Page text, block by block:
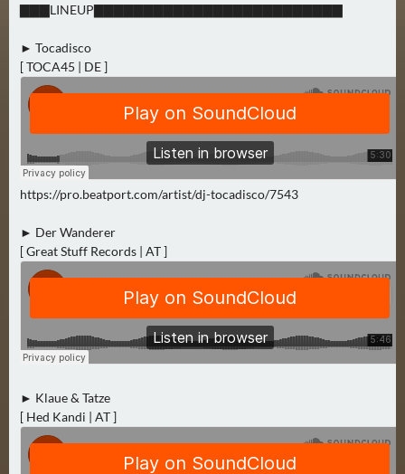
N
(
0
N
Ä
C
H
T
E
R
F
R
E
A
G
▇▇▇LINEUP▇▇▇▇▇▇▇▇▇▇▇▇▇▇▇▇▇▇▇▇▇▇▇▇▇
► Tocadisco
[ TOCA45 | DE ]
https://pro.beatport.com/artist/dj-tocadisco/7543
► Der Wanderer
[ Great Stuff Records | AT ]
► Klaue & Tatze
[ Hed Kandi | AT ]